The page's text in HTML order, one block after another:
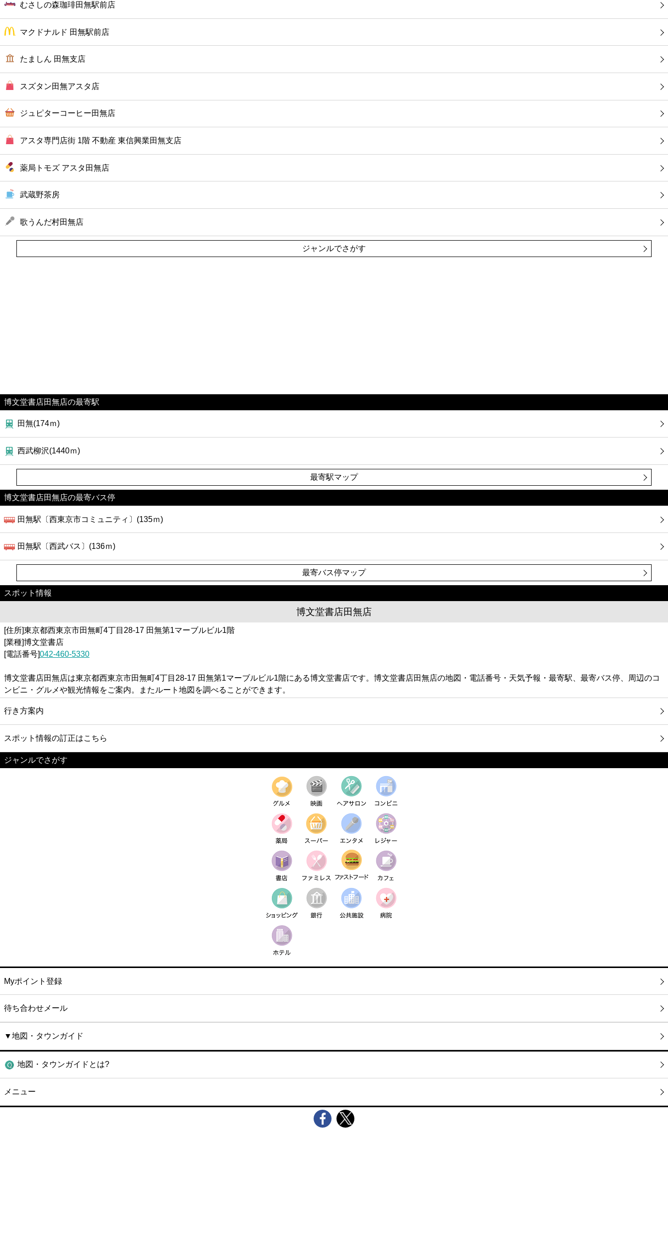
公共
ホテル
むさしの森珈琲田無駅前店
マクドナルド 田無駅前店
たましん 田無支店
スズタン田無アスタ店
ジュピターコーヒー田無店
アスタ専門店街 1階 不動産 東信興業田無支店
薬局トモズ アスタ田無店
武蔵野茶房
歌うんだ村田無店
ジャンルでさがす
博文堂書店田無店の最寄駅
田無(174ｍ)
西武柳沢(1440ｍ)
最寄駅マップ
博文堂書店田無店の最寄バス停
田無駅〔西東京市コミュニティ〕(135ｍ)
田無駅〔西武バス〕(136ｍ)
最寄バス停マップ
スポット情報
博文堂書店田無店
[住所]東京都西東京市田無町4丁目28-17 田無第1マーブルビル1階
[業種]博文堂書店
[電話番号]042-460-5330
博文堂書店田無店は東京都西東京市田無町4丁目28-17 田無第1マーブルビル1階にある博文堂書店です。博文堂書店田無店の地図・電話番号・天気予報・最寄駅、最寄バス停、周辺のコ
ンビニ・グルメや観光情報をご案内。またルート地図を調べることができます。
行き方案内
スポット情報の訂正はこちら
ジャンルでさがす
Myポイント登録
待ち合わせメール
▼地図・タウンガイド
地図・タウンガイドとは?
メニュー